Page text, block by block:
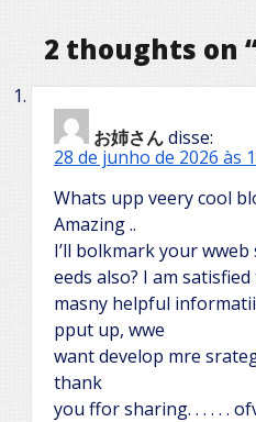
2 thoughts on
お姉さんdisse:
28 de junho de 2026 às
Whats upp veery cool
Amazing ..
I’ll bolkmark your
eeds also? I am
masny helpful
pput up, wwe
want develop mre
thank
you ffor sharing. . . . . .